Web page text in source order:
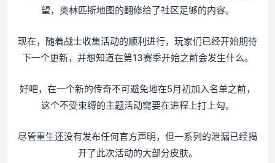
望，奥林匹斯地图的翻修给了社区足够的内容。
现在，随着战士收集活动的顺利进行，玩家们已经开始期待
下一个更新，并想知道在第13赛季开始之前会发生什么。
好吧，在一个新的传奇不可避免地在5月初加入名单之前，
这个不受束缚的主题活动需要在进程上打上勾。
尽管重生还没有发布任何官方声明，但一系列的泄漏已经揭
开了此次活动的大部分皮肤。